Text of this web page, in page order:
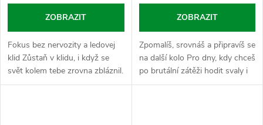
ZOBRAZIT
Fokus bez nervozity a ledovej
klid Zůstaň v klidu, i když se
svět kolem tebe zrovna zbláznil.
L-Theanin je tvůj nástroj pro
ZOBRAZIT
Zpomalíš, srovnáš a připravíš se
na další kolo Pro dny, kdy chceš
po brutální zátěži hodit svaly i
hlavu do klidu a mít večer čistý